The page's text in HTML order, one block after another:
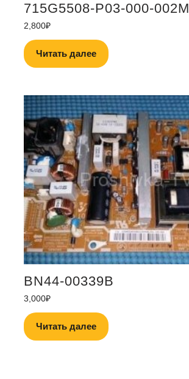
715G5508-P03-000-002M
2,800₽
Читать далее
BN44-00339B
3,000₽
Читать далее